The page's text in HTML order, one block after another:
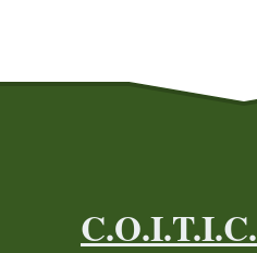
C.O.I.T.I.C.